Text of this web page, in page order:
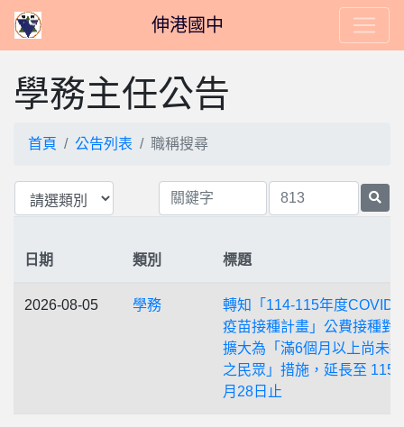
伸港國中
學務主任公告
首頁 公告列表 職稱搜尋
日期 類別 標題
2026-08-05 學務
轉知「114-115年度COVID-
疫苗接種計畫」公費接種對
擴大為「滿6個月以上尚未
之民眾」措施，延長至 115
月28日止